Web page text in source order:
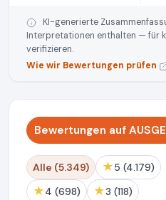
KI-generierte
Interpretationen enthalten — für
verifizieren.
Wie wir Bewertungen prüfen
Bewertungen auf
Alle (5.349) ★ 5 (4.179)
★ 4 (698) ★ 3 (118)